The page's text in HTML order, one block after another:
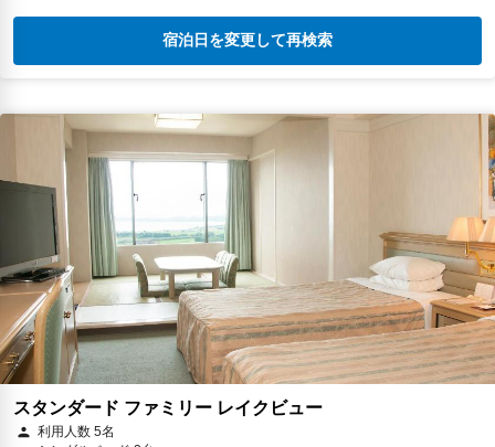
宿泊日を変更して再検索
スタンダード ファミリー レイクビュー
利用人数 5名